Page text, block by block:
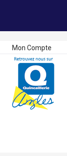
Mon Compte